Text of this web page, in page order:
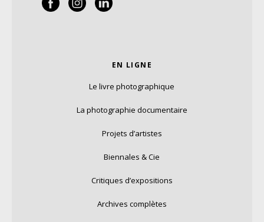
EN LIGNE
Le livre photographique
La photographie documentaire
Projets d’artistes
Biennales & Cie
Critiques d’expositions
Archives complètes